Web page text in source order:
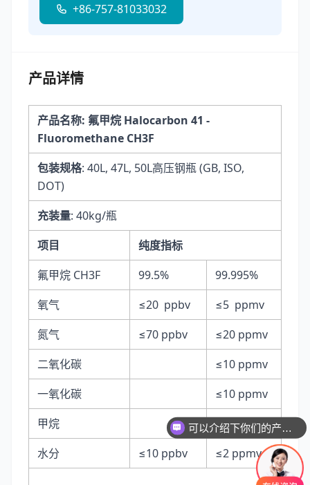
+86-757-81033032
产品详情
产品名称: 氟甲烷 Halocarbon 41 -
Fluoromethane CH3F
包装规格: 40L, 47L, 50L高压钢瓶 (GB, ISO,
DOT)
充装量: 40kg/瓶
项目
纯度指标
氟甲烷 CH3F
99.5%
99.995%
氧气
≤20 ppbv
≤5 ppmv
氮气
≤70 ppbv
≤20 ppmv
二氧化碳
≤10 ppmv
一氧化碳
≤10 ppmv
甲烷
≤5 ppmv
水分
≤10 ppbv ≤2 ppmv